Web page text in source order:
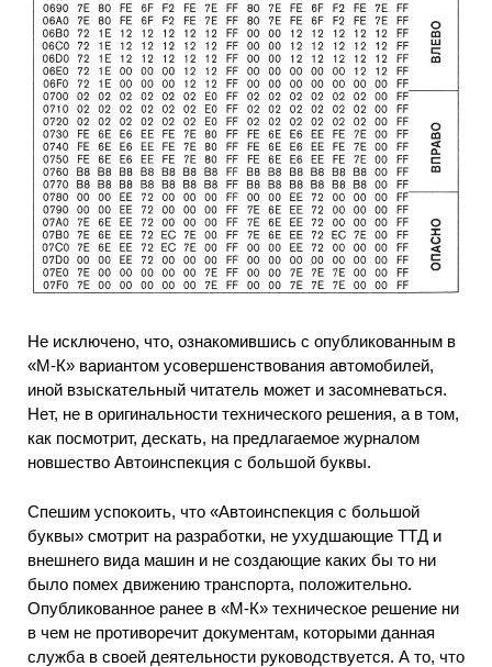
Не исключено, что, ознакомившись с опубликованным в
«М-К» вариантом усовершенствования автомобилей,
иной взыскательный читатель может и засомневаться.
Нет, не в оригинальности технического решения, а в том,
как посмотрит, дескать, на предлагаемое журналом
новшество Автоинспекция с большой буквы.
Спешим успокоить, что «Автоинспекция с большой
буквы» смотрит на разработки, не ухудшающие ТТД и
внешнего вида машин и не создающие каких бы то ни
было помех движению транспорта, положительно.
Опубликованное ранее в «М-К» техническое решение ни
в чем не противоречит документам, которыми данная
служба в своей деятельности руководствуется. А то, что